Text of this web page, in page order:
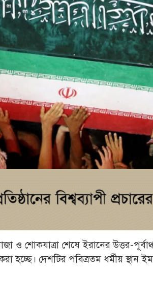
ও শোকযাত্রা শেষে ইরানের উত্তর-
হচ্ছে। দেশটির পবিত্রতম ধর্মীয় স্থান